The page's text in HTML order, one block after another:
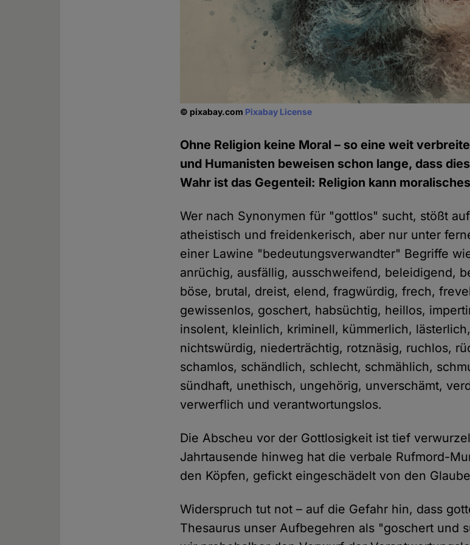
© pixabay.com Pixabay License
Ohne Religion keine Moral – so eine weit
und Humanisten beweisen schon lange, dass
Wahr ist das Gegenteil: Religion kann
Wer nach Synonymen für "gottlos" sucht, stößt
atheistisch und freidenkerisch, aber nur unter
einer Lawine "bedeutungsverwandter" Begriffe
anrüchig, ausfällig, ausschweifend, beleidigend,
böse, brutal, dreist, elend, fragwürdig, frech,
gewissenlos, goschert, habsüchtig, heillos,
insolent, kleinlich, kriminell, kümmerlich,
nichtswürdig, niederträchtig, rotznäsig, ruchlos,
schamlos, schändlich, schlecht, schmählich,
sündhaft, unethisch, ungehörig, unverschämt,
verwerflich und verantwortungslos.
Die Abscheu vor der Gottlosigkeit ist tief
Jahrtausende hinweg hat die verbale Rufmord-
den Köpfen, gefickt eingeschädelt von den
Widerspruch tut not – auf die Gefahr hin, dass
Thesaurus unser Aufbegehren als "goschert und